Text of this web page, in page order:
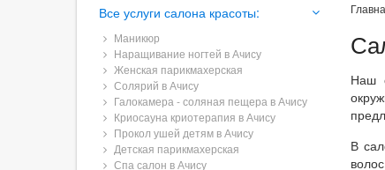
Наш
В
Все услуги салона красоты:
Маникюр
Наращивание ногтей в Ачису
Женская парикмахерская
Солярий в Ачису
Галокамера - соляная пещера в Ачису
Криосауна криотерапия в Ачису
Прокол ушей детям в Ачису
Детская парикмахерская
Спа салон в Ачису